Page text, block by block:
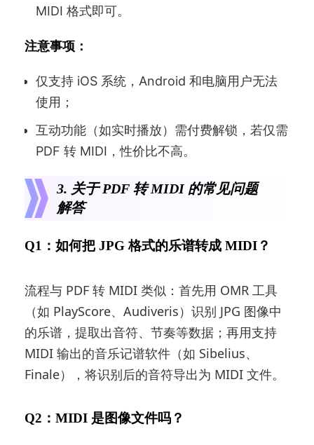
MIDI 格式即可。
注意事项：
仅支持 iOS 系统，Android 和电脑用户无法
使用；
互动功能（如实时播放）需付费解锁，若仅需
PDF 转 MIDI，性价比不高。
3. 关于 PDF 转 MIDI 的常见问题
解答
Q1：如何把 JPG 格式的乐谱转成 MIDI？
流程与 PDF 转 MIDI 类似：首先用 OMR 工具
（如 PlayScore、Audiveris）识别 JPG 图像中
的乐谱，提取出音符、节奏等数据；再用支持
MIDI 输出的音乐记谱软件（如 Sibelius、
Finale），将识别后的音符导出为 MIDI 文件。
Q2：MIDI 是图像文件吗？